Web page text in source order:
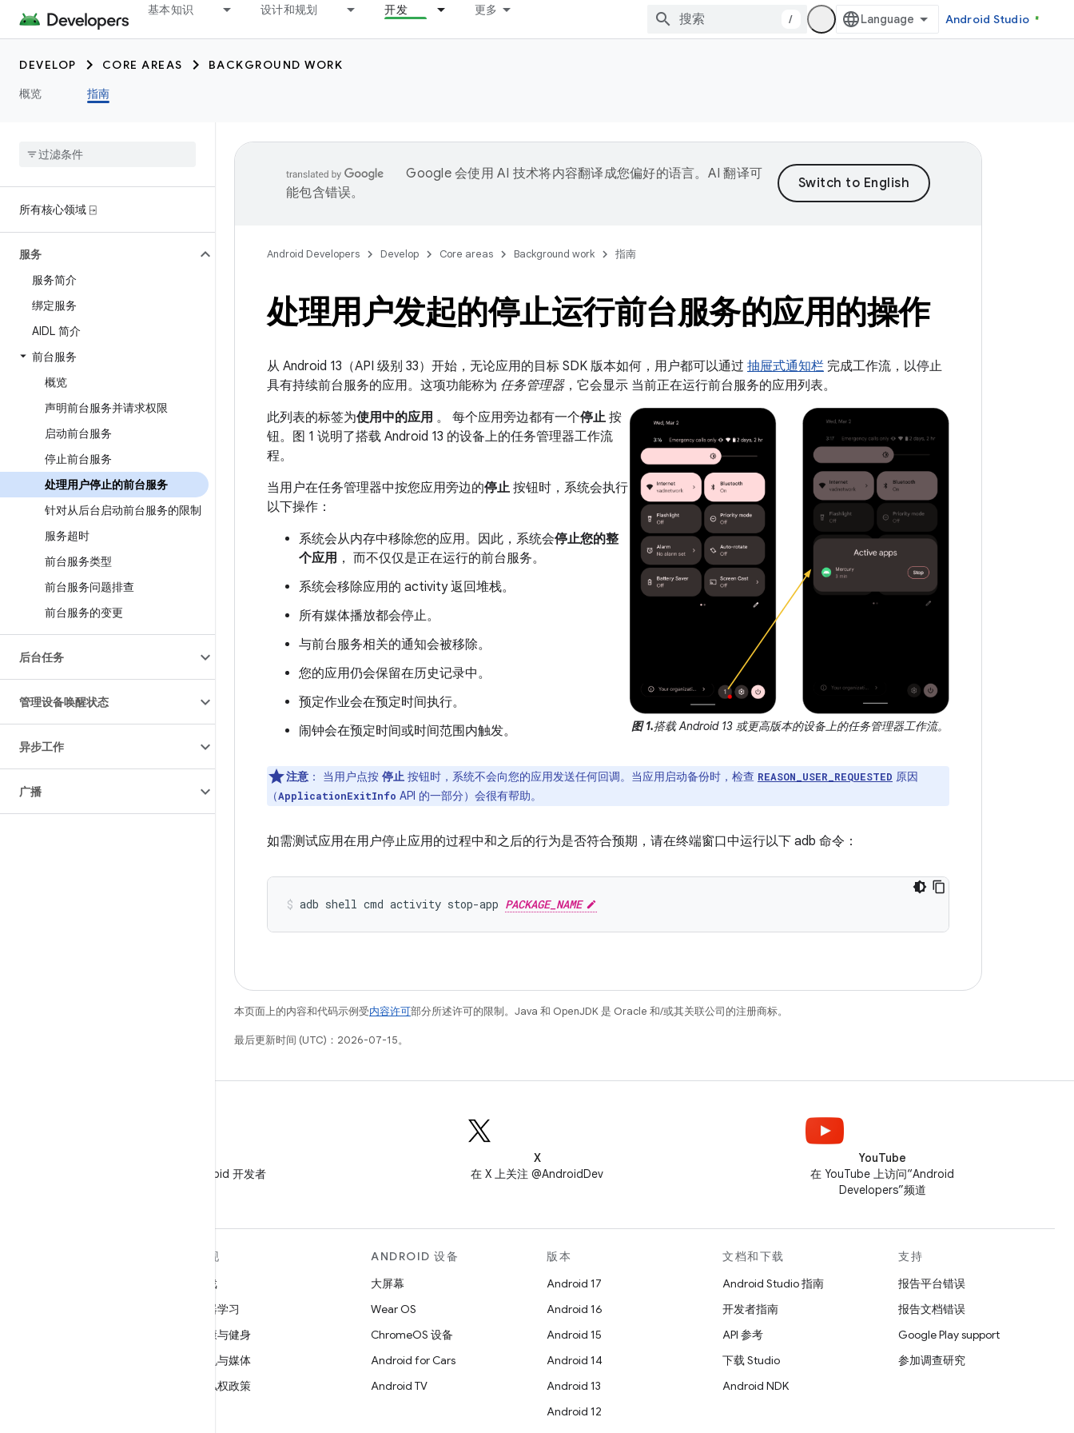
基本知识 设计和规划 开发 更多
/ Android Studio
DEVELOP CORE AREAS
BACKGROUND WORK
概览
指南
所有核心领域 ⍈
服务
服务简介
绑定服务
AIDL 简介
前台服务
概览
声明前台服务并请求权限
启动前台服务
停止前台服务
处理用户停止的前台服务
针对从后台启动前台服务的限制
服务超时
前台服务类型
前台服务问题排查
前台服务的变更
后台任务
管理设备唤醒状态
异步工作
广播
Google 会使用 AI 技术将内容翻译成您偏好的语言。AI 翻译可
能包含错误。
Android Developers Develop Core areas Background work 指南
处理用户发起的停止运行前台服务的应用的操作
从 Android 13（API 级别 33）开始，无论应用的目标 SDK 版本如何，用户都可以通过 抽屉式通知栏 完成工作流，以停止
具有持续前台服务的应用。这项功能称为 任务管理器，它会显示 当前正在运行前台服务的应用列表。
图 1.搭载 Android 13 或更高版本的设备上的任务管理器工作流。
此列表的标签为使用中的应用 。 每个应用旁边都有一个停止 按
钮。图 1 说明了搭载 Android 13 的设备上的任务管理器工作流
程。
当用户在任务管理器中按您应用旁边的停止 按钮时，系统会执行
以下操作：
系统会从内存中移除您的应用。因此，系统会停止您的整
个应用 ， 而不仅仅是正在运行的前台服务。
系统会移除应用的 activity 返回堆栈。
所有媒体播放都会停止。
与前台服务相关的通知会被移除。
您的应用仍会保留在历史记录中。
预定作业会在预定时间执行。
闹钟会在预定时间或时间范围内触发。
注意 ： 当用户点按 停止 按钮时，系统不会向您的应用发送任何回调。当应用启动备份时，检查 REASON_USER_REQUESTED 原因
（ApplicationExitInfo API 的一部分）会很有帮助。
如需测试应用在用户停止应用的过程中和之后的行为是否符合预期，请在终端窗口中运行以下 adb 命令：
adb shell cmd activity stop-app PACKAGE_NAME
本页面上的内容和代码示例受内容许可部分所述许可的限制。Java 和 OpenJDK 是 Oracle 和/或其关联公司的注册商标。
最后更新时间 (UTC)：2026-07-15。
在微信中关注 Android 开发者
X
在 X 上关注 @AndroidDev
YouTube
在 YouTube 上访问“Android
Developers”频道
发现
游戏
机器学习
健康与健身
相机与媒体
隐私权政策
ANDROID 设备
大屏幕
Wear OS
ChromeOS 设备
Android for Cars
Android TV
版本
Android 17
Android 16
Android 15
Android 14
Android 13
Android 12
文档和下载
Android Studio 指南
开发者指南
API 参考
下载 Studio
Android NDK
支持
报告平台错误
报告文档错误
Google Play support
参加调查研究